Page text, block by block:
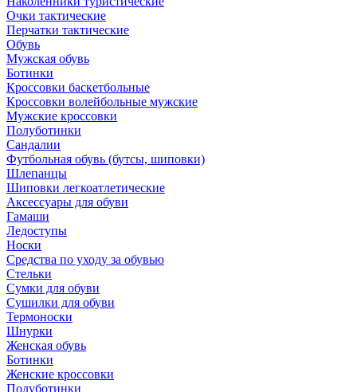
Очки тактические
Перчатки тактические
Обувь
Мужская обувь
Ботинки
Кроссовки баскетбольные
Кроссовки волейбольные мужские
Мужские кроссовки
Полуботинки
Сандалии
Футбольная обувь (бутсы, шиповки)
Шлепанцы
Шиповки легкоатлетические
Аксессуары для обуви
Гамаши
Ледоступы
Носки
Средства по уходу за обувью
Стельки
Сумки для обуви
Сушилки для обуви
Термоноски
Шнурки
Женская обувь
Ботинки
Женские кроссовки
Полуботинки